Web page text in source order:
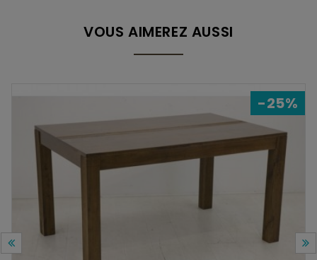
VOUS AIMEREZ AUSSI
-25%